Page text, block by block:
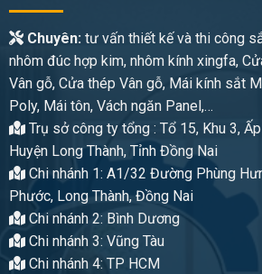
Chuyên:tư vấn thiết kế và thi công
nhôm đúc hợp kim, nhôm kính xingfa,
Vân gỗ, Cửa thép Vân gỗ, Mái kính sắt
Poly, Mái tôn, Vách ngăn Panel,…
Trụ sở công ty tổng : Tổ 15, Khu 3,
Huyện Long Thành, Tỉnh Đồng Nai
Chi nhánh 1: A1/32 Đường Phùng
Phước, Long Thành, Đồng Nai
Chi nhánh 2: Bình Dương
Chi nhánh 3: Vũng Tàu
Chi nhánh 4: TP HCM